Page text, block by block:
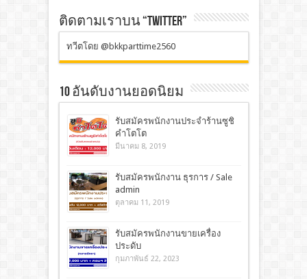
ติดตามเราบน “TWITTER”
ทวีตโดย @bkkparttime2560
10 อันดับงานยอดนิยม
รับสมัครพนักงานประจำร้านซูชิ
คำโตโต
มีนาคม 8, 2019
รับสมัครพนักงาน ธุรการ / Sale
admin
ตุลาคม 11, 2019
รับสมัครพนักงานขายเครื่อง
ประดับ
กุมภาพันธ์ 22, 2023